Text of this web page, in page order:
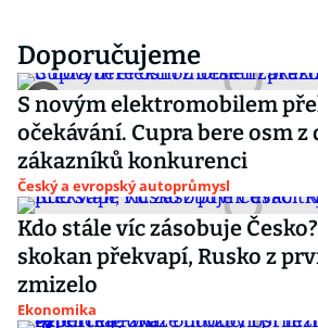
Doporučujeme
S novým elektromobilem
očekávání. Cupra bere osm z
zákazníků konkurenci
Český a evropský autoprůmysl
Kdo stále víc zásobuje
skokan překvapí, Rusko z
zmizelo
Ekonomika